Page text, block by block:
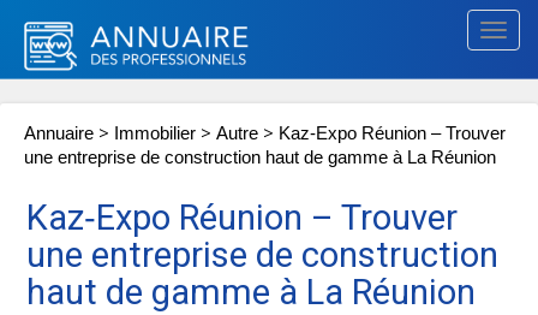
Annuaire > Immobilier > Autre > Kaz‑Expo Réunion – Trouver
une entreprise de construction haut de gamme à La Réunion
Kaz‑Expo Réunion – Trouver
une entreprise de construction
haut de gamme à La Réunion